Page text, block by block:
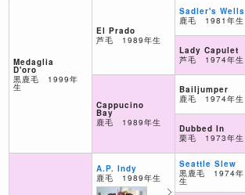
Medaglia
D'oro
黒鹿毛 1999年
生
El Prado
芦毛 1989年生
Cappucino
Bay
鹿毛 1989年生
A.P. Indy
鹿毛 1989年生
Sadler's Wells
鹿毛 1981年生
Lady Capulet
芦毛 1974年生
Bailjumper
鹿毛 1974年生
Dubbed In
栗毛 1973年生
Seattle Slew
黒鹿毛 1974年
生